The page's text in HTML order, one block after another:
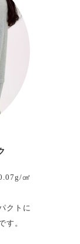
㎤
クトに
す。